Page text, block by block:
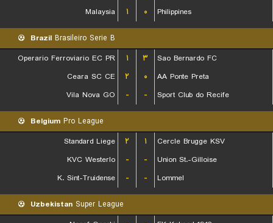
Malaysia
۱ ۰ Philippines
Brazil Brasileiro Serie B
Operario Ferroviario EC PR
۱ ۳
Sao Bernardo FC
Ceara SC CE
۲ ۰
AA Ponte Preta
Vila Nova GO
- - Sport Club do Recife
Belgium Pro League
Standard Liege
۲ ۱
Cercle Brugge KSV
KVC Westerlo
- -
Union St.-Gilloise
K. Sint-Truidense
- - Lommel
Uzbekistan Super League